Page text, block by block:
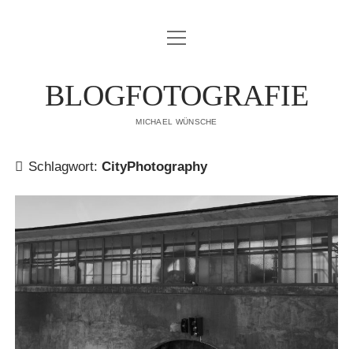
IMPRESSUM
Menü
öffnen
BLOGFOTOGRAFIE
MICHAEL WÜNSCHE
Schlagwort: CityPhotography